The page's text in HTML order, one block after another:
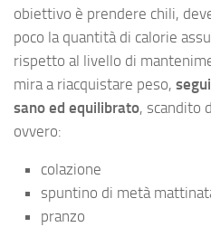
obiettivo è prendere chili,
poco la quantità di calorie
rispetto al livello di
mira a riacquistare peso,
sano ed equilibrato, scandito
ovvero:
colazione
spuntino di metà
pranzo